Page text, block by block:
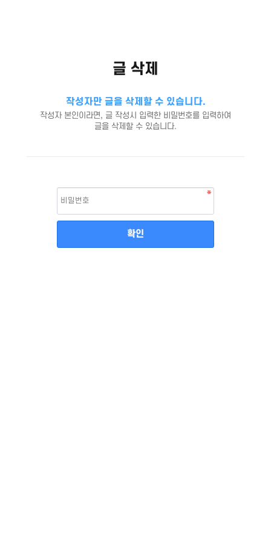
글 삭제
작성자만 글을 삭제할 수 있습니다.
작성자 본인이라면, 글 작성시 입력한 비밀번호를 입력하여
글을 삭제할 수 있습니다.